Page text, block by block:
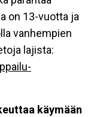
on 13-vuotta ja
vanhempien
lajista:
käymään